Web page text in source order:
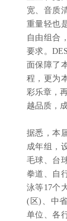
宽、音质
重量轻也
自由组合
要求。
面保障了
程，更为
彩乐章，
越品质，
据悉，本
成年组，
毛球、台
拳道、自
泳等17个
(区)、中
单位、各